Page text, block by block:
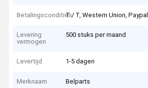
BetalingsconditiesT / T, Western Union, Paypal
Levering
vermogen
500 stuks per maand
Levertijd 1-5 dagen
Merknaam Belparts